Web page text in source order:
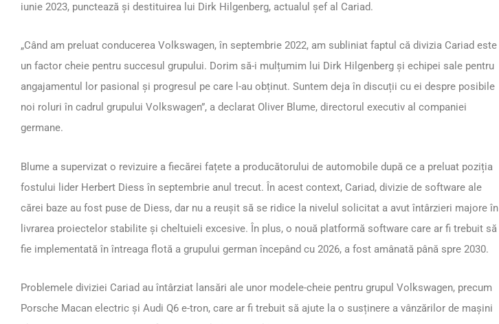
iunie 2023, punctează și destituirea lui Dirk Hilgenberg, actualul șef al Cariad.
„Când am preluat conducerea Volkswagen, în septembrie 2022, am subliniat faptul că divizia Cariad este
un factor cheie pentru succesul grupului. Dorim să-i mulțumim lui Dirk Hilgenberg și echipei sale pentru
angajamentul lor pasional și progresul pe care l-au obținut. Suntem deja în discuții cu ei despre posibile
noi roluri în cadrul grupului Volkswagen”, a declarat Oliver Blume, directorul executiv al companiei
germane.
Blume a supervizat o revizuire a fiecărei fațete a producătorului de automobile după ce a preluat poziția
fostului lider Herbert Diess în septembrie anul trecut. În acest context, Cariad, divizie de software ale
cărei baze au fost puse de Diess, dar nu a reușit să se ridice la nivelul solicitat a avut întârzieri majore în
livrarea proiectelor stabilite și cheltuieli excesive. În plus, o nouă platformă software care ar fi trebuit să
fie implementată în întreaga flotă a grupului german începând cu 2026, a fost amânată până spre 2030.
Problemele diviziei Cariad au întârziat lansări ale unor modele-cheie pentru grupul Volkswagen, precum
Porsche Macan electric și Audi Q6 e-tron, care ar fi trebuit să ajute la o susținere a vânzărilor de mașini